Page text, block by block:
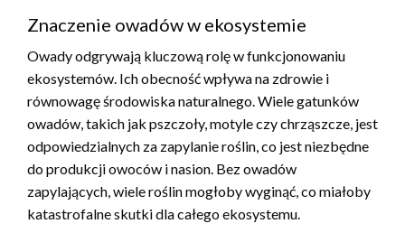
Znaczenie owadów w ekosystemie
Owady odgrywają kluczową rolę w funkcjonowaniu
ekosystemów. Ich obecność wpływa na zdrowie i
równowagę środowiska naturalnego. Wiele gatunków
owadów, takich jak pszczoły, motyle czy chrząszcze, jest
odpowiedzialnych za zapylanie roślin, co jest niezbędne
do produkcji owoców i nasion. Bez owadów
zapylających, wiele roślin mogłoby wyginąć, co miałoby
katastrofalne skutki dla całego ekosystemu.